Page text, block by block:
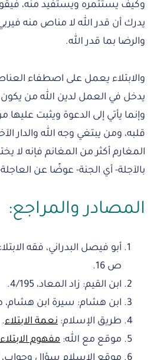
وكيف يستثمره ويستفيد منه، فيقوي
يدرك أن قدر الله لا مناص منه
والرضا بما قدر الله.
والابتلاء يعمل على اصطفاء
يدخل في العمل لدين الله من يكون
وإنما يأتي إلى الدعوة ويثبت
قلبه، ومن يبتغي وجه الله والدار
المغارم أكثر من المغانم فإنه لا
بالآجلة- أي الجنة- عوضًا عن العاجلة-
المصادر والمراجع:
أبو فيصل البدراني، فقه
ص 16.
ابن القيم: زاد المعاد، 4/195.
ابن هشام: سيرة ابن هشام، ص
طريق الإسلام: نعمة الابتلاء.
موقع مع الله: مفهوم